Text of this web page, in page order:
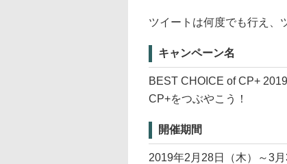
ツイートは何度でも行え、
キャンペーン名
BEST CHOICE of CP+
CP+をつぶやこう！
開催期間
2019年2月28日（木）～3月